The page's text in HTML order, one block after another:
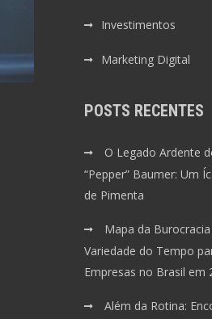
Investimentos
Marketing Digital
POSTS RECENTES
O Legado Ardente
“Pepper” Baumer: Um
de Pimenta
Mapa da
Variedade do Tempo
Empresas no Brasil em
Além da Rotina: